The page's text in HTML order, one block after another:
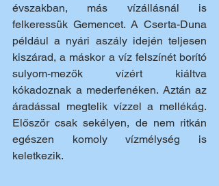
évszakban, más vízállásnál is
felkeressük Gemencet. A Cserta-Duna
például a nyári aszály idején teljesen
kiszárad, a máskor a víz felszínét borító
sulyom-mezők vízért kiáltva
kókadoznak a mederfenéken. Aztán az
áradással megtelik vízzel a mellékág.
Először csak sekélyen, de nem ritkán
egészen komoly vízmélység is
keletkezik.